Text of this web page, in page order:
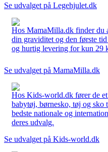
Se udvalget på Legehjulet.dk
Hos MamaMilla.dk finder du
din graviditet og den første
og hurtig levering for kun 29
Se udvalget på MamaMilla.dk
Hos Kids-world.dk fører de
babytøj, børnesko, tøj og sko
bedste nationale og
deres udvalg.
Se udvalget på Kids-world.dk